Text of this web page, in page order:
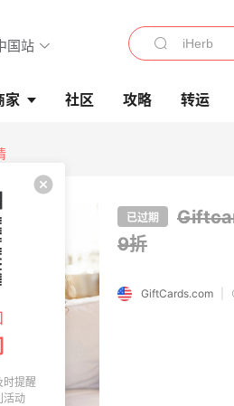
国站
家 社区 攻略 转运
已过期
9折
GiftCards.com
时提醒
活动